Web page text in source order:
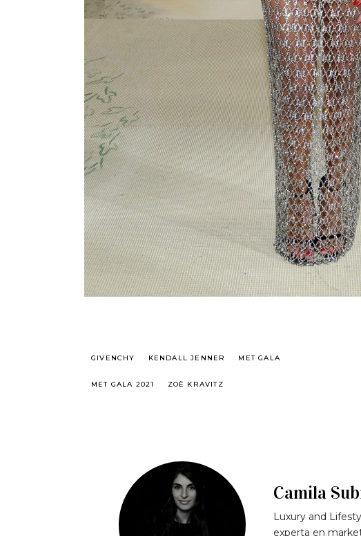
GIVENCHY KENDALL JENNER MET GALA
MET GALA 2021 ZOË KRAVITZ
Camila
Luxury and
experta en